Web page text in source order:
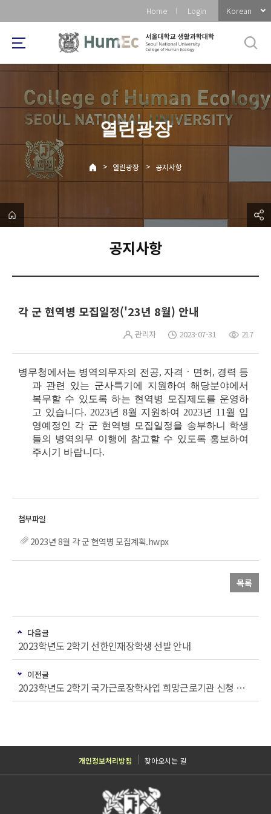
로
메
Home Login Korean
열린광장
> 열린광장 > 공지사항
공지사항
각 군 현역병 모집일정('23년 8월) 안내
관리자 2023-07-31 217
병무청에서는 병역의무자의 전공, 자격ㆍ면허, 경력 등
과 관련 있는 군사특기에 지원하여 해당분야에서
복무할 수 있도록 하는 현역병 모집제도를 운영하
고 있습니다. 2023년 8월 지원하여 2023년 11월 입
영예정인 각 군 현역병 모집일정을 송부하니
학생
들의 병역의무 이행에 참고할 수 있도록 홍보하여
주시기 바랍니다.
2023년 8월 각 군 현역병 모집계획.hwpx
목록
다음글
2023학년도 2학기 선한인재장학생 선발 안내
이전글
2023학년도 2학기 국가근로장학사업 희망근로기관 신청 안내
개인정보처리방침 찾아오시는 길